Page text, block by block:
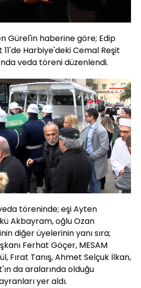
Gürel'in haberine göre; Edip
Harbiye'deki Cemal Reşit
veda töreni düzenlendi.
Oynatma
Hızı
töreninde; eşi Ayten
Akbayram, oğlu Ozan
diğer üyelerinin yanı sıra;
Ferhat Göçer, MESAM
Fırat Tanış, Ahmet Selçuk İlkan,
da aralarında olduğu
yer aldı.